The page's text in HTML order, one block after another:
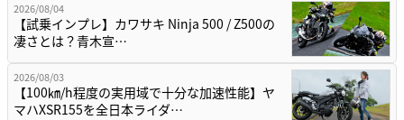
2026/08/04
【試乗インプレ】カワサキ Ninja 500 / Z500の
凄さとは？青木宣…
2026/08/03
【100㎞/h程度の実用域で十分な加速性能】ヤ
マハXSR155を全日本ライダ…